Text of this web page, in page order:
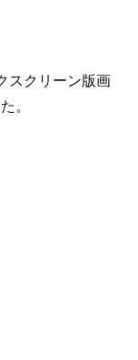
スクリーン版画
。